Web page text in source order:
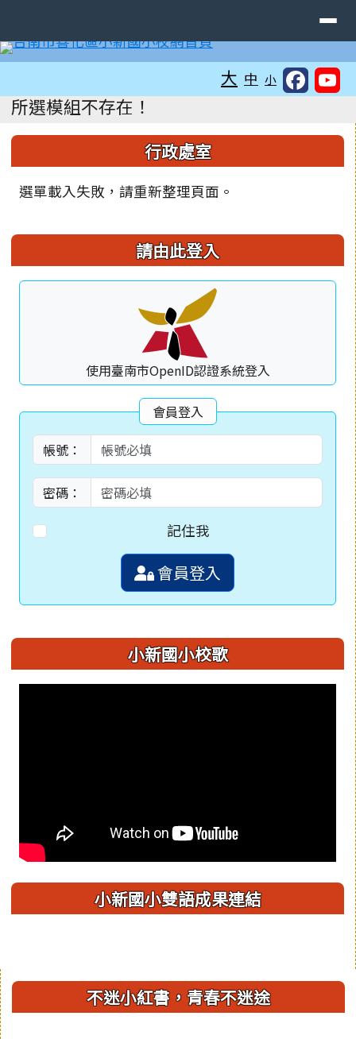
大 中 小
主內容區域
所選模組不存在！
左邊區域內容 行政處室
選單載入失敗，請重新整理頁面。
請由此登入
使用臺南市OpenID認證系統登入
會員登入
帳號：
密碼：
記住我
會員登入
小新國小校歌
小新國小雙語成果連結
右邊區域內容不迷小紅書，青春不迷途
頁尾區域